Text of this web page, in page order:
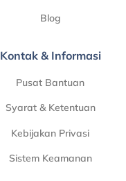
Blog
Kontak & Informasi
Pusat Bantuan
Syarat & Ketentuan
Kebijakan Privasi
Sistem Keamanan